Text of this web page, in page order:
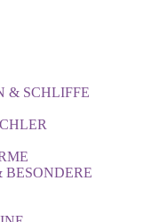
& SCHLIFFE